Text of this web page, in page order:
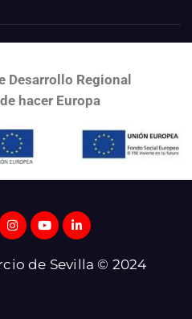
Desarrollo Regional
hacer Europa
de Sevilla © 2024